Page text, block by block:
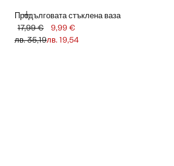
Продълговата стъклена ваза
ДОБАВЯНЕ
Задраскана първоначална цена [17,99 € лв.
17,99 €
лв. 35,19
Текуща цена [9,99 € лв. 19,54]
9,99 €
лв. 19,54